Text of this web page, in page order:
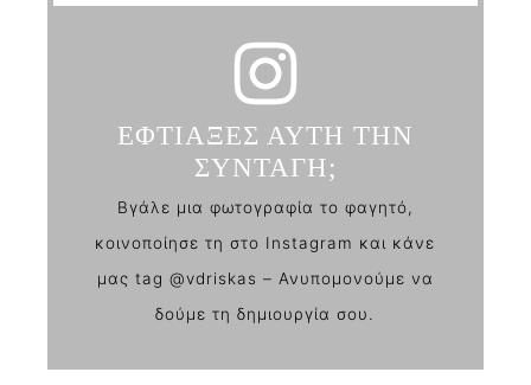
ΕΦΤΙΑΞΕΣ ΑΥΤΗ ΤΗΝ
ΣΥΝΤΑΓΗ;
Βγάλε μια φωτογραφία το φαγητό,
κοινοποίησε τη στο Instagram και κάνε
μας tag @vdriskas – Ανυπομονούμε να
δούμε τη δημιουργία σου.